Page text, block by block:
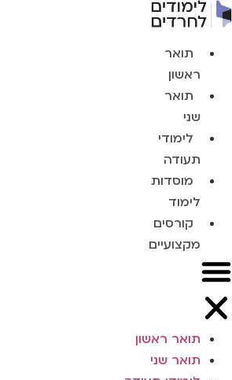
תואר
ראשון
תואר
שני
לימודי
תעודה
מוסדות
לימוד
קורסים
מקצועיים
תואר ראשון
תואר שני